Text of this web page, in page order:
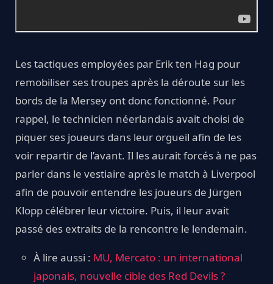
Les tactiques employées par Erik ten Hag pour
remobiliser ses troupes après la déroute sur les
bords de la Mersey ont donc fonctionné. Pour
rappel, le technicien néerlandais avait choisi de
piquer ses joueurs dans leur orgueil afin de les
voir repartir de l’avant. Il les aurait forcés à ne pas
parler dans le vestiaire après le match à Liverpool
afin de pouvoir entendre les joueurs de Jürgen
Klopp célébrer leur victoire. Puis, il leur avait
passé des extraits de la rencontre le lendemain.
À lire aussi : MU, Mercato : un international
japonais, nouvelle cible des Red Devils ?